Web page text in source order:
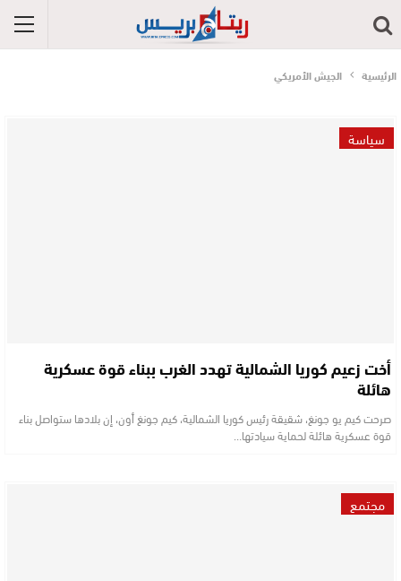
الرئيسية الجيش الأمريكي
سياسة
أخت زعيم كوريا الشمالية تهدد الغرب ببناء قوة عسكرية
هائلة
صرحت كيم يو جونغ، شقيقة رئيس كوريا الشمالية، كيم جونغ أون، إن بلادها ستواصل بناء
قوة عسكرية هائلة لحماية سيادتها…
مجتمع